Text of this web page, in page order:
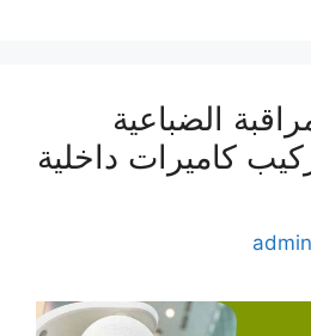
الضباعية
تركيب كاميرات داخلية
admin